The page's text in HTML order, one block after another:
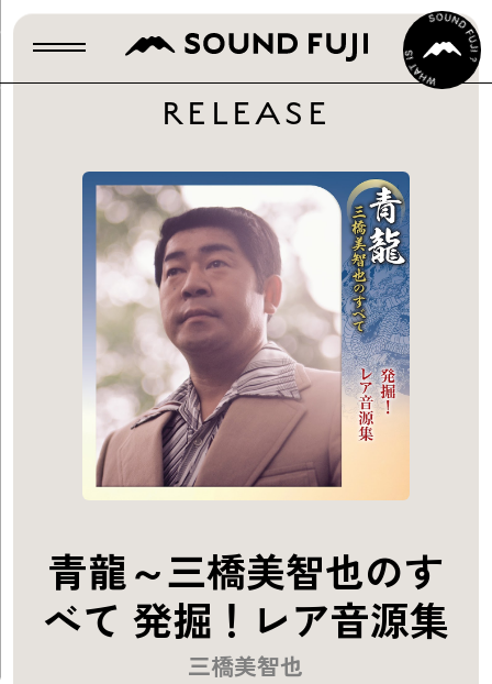
RELEASE
青龍～三橋美智也のす
べて 発掘！レア音源集
三橋美智也